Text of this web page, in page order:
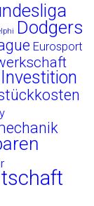
Dodgers
Eurosport
Investition